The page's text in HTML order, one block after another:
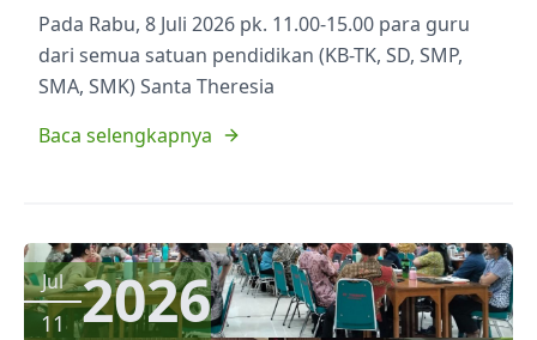
Pada Rabu, 8 Juli 2026 pk. 11.00-15.00 para guru
dari semua satuan pendidikan (KB-TK, SD, SMP,
SMA, SMK) Santa Theresia
Baca selengkapnya
Jul
11 2026